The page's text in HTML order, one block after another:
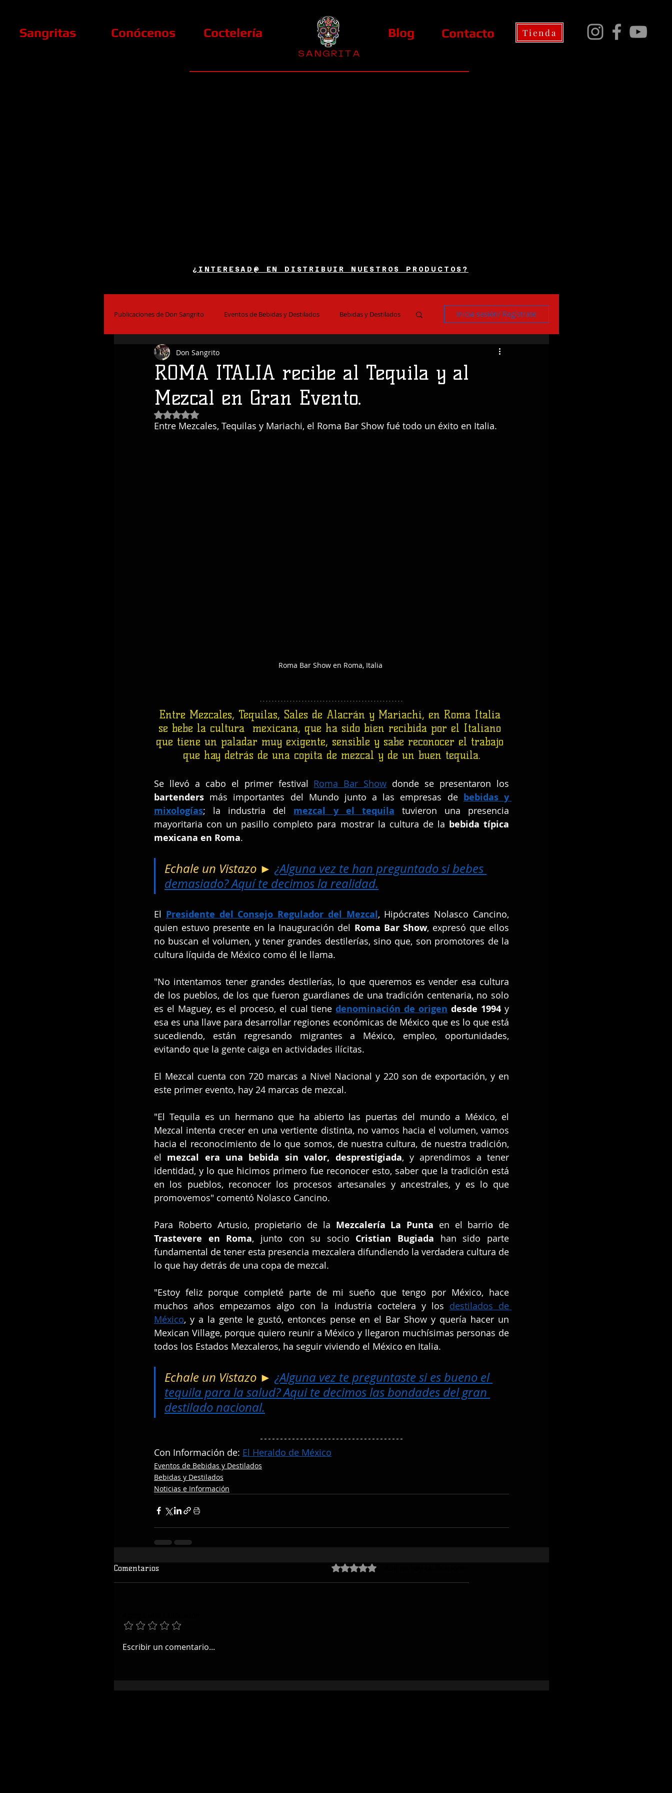
Sangritas Conócenos Coctelería Blog Contacto Tienda
S A N G R I T A
¿INTERESAD@ EN DISTRIBUIR NUESTROS PRODUCTOS?
Publicaciones de Don Sangrito Eventos de Bebidas y Destilados Bebidas y Destilados
El Alcohol y la Salud Bares y Restaurantes
Coctelería
Inicia sesión/ Regístrate
ROMA ITALIA recibe al Tequila y al
Mezcal en Gran Evento.
Don Sangrito
Obtuvo NaN de 5 estrellas.
Entre Mezcales, Tequilas y Mariachi, el Roma Bar Show fué todo un éxito en Italia.
Roma Bar Show en Roma, Italia
Entre Mezcales, Tequilas, Sales de Alacrán y Mariachi, en Roma Italia
se bebe la cultura  mexicana, que ha sido bien recibida por el Italiano
que tiene un paladar muy exigente, sensible y sabe reconocer el trabajo
que hay detrás de una copita de mezcal y de un buen tequila.
Se llevó a cabo el primer festival Roma Bar Show
bartenders más importantes del Mundo junto a las empresas de bebidas y
mixologías; la industria del mezcal y el tequila
tuvieron una presencia
mayoritaria con un pasillo completo para mostrar la cultura de la bebida típica
mexicana en Roma.
Echale un Vistazo ► ¿Alguna vez te han preguntado si bebes
demasiado? Aquí te decimos la realidad.
El Presidente del Consejo Regulador del Mezcal, Hipócrates Nolasco Cancino,
quien estuvo presente en la Inauguración del Roma Bar Show, expresó que ellos
no buscan el volumen, y tener grandes destilerías, sino que, son promotores de la
cultura líquida de México como él le llama.
"No intentamos tener grandes destilerías, lo que queremos es vender esa cultura
de los pueblos, de los que fueron guardianes de una tradición centenaria, no solo
es el Maguey, es el proceso, el cual tiene denominación de origen desde 1994 y
esa es una llave para desarrollar regiones económicas de México que es lo que está
sucediendo, están regresando migrantes a México, empleo, oportunidades,
evitando que la gente caiga en actividades ilícitas.
El Mezcal cuenta con 720 marcas a Nivel Nacional y 220 son de exportación, y en
este primer evento, hay 24 marcas de mezcal.
"El Tequila es un hermano que ha abierto las puertas del mundo a México, el
Mezcal intenta crecer en una vertiente distinta, no vamos hacia el volumen, vamos
hacia el reconocimiento de lo que somos, de nuestra cultura, de nuestra tradición,
el mezcal era una bebida sin valor, desprestigiada, y aprendimos a tener
identidad, y lo que hicimos primero fue reconocer esto, saber que la tradición está
en los pueblos, reconocer los procesos artesanales y ancestrales, y es lo que
promovemos" comentó Nolasco Cancino.
Para Roberto Artusio, propietario de la Mezcalería La Punta
Trastevere en Roma, junto con su socio Cristian Bugiada han sido parte
fundamental de tener esta presencia mezcalera difundiendo la verdadera cultura de
lo que hay detrás de una copa de mezcal.
"Estoy feliz porque completé parte de mi sueño que tengo por México, hace
muchos años empezamos algo con la industria coctelera y los destilados de
México, y a la gente le gustó, entonces pense en el Bar Show y quería hacer un
Mexican Village, porque quiero reunir a México y llegaron muchísimas personas de
todos los Estados Mezcaleros, ha seguir viviendo el México en Italia.
Echale un Vistazo ► ¿Alguna vez te preguntaste si es bueno el
tequila para la salud? Aqui te decimos las bondades del gran
destilado nacional.
Con Información de: El Heraldo de México
Eventos de Bebidas y Destilados
Bebidas y Destilados
Noticias e Información
Comentarios Obtuvo 0 de 5 estrellas.
Escribir un comentario...